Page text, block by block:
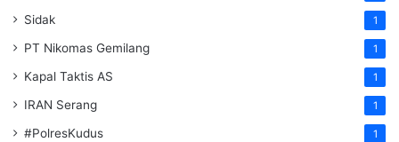
Sidak 1
PT Nikomas Gemilang 1
Kapal Taktis AS 1
IRAN Serang 1
#PolresKudus 1